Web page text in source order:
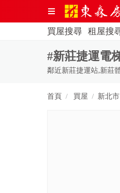
買屋搜尋 租屋搜
#新莊捷運電
鄰近新莊捷運站,新莊
首頁 買屋 新北市